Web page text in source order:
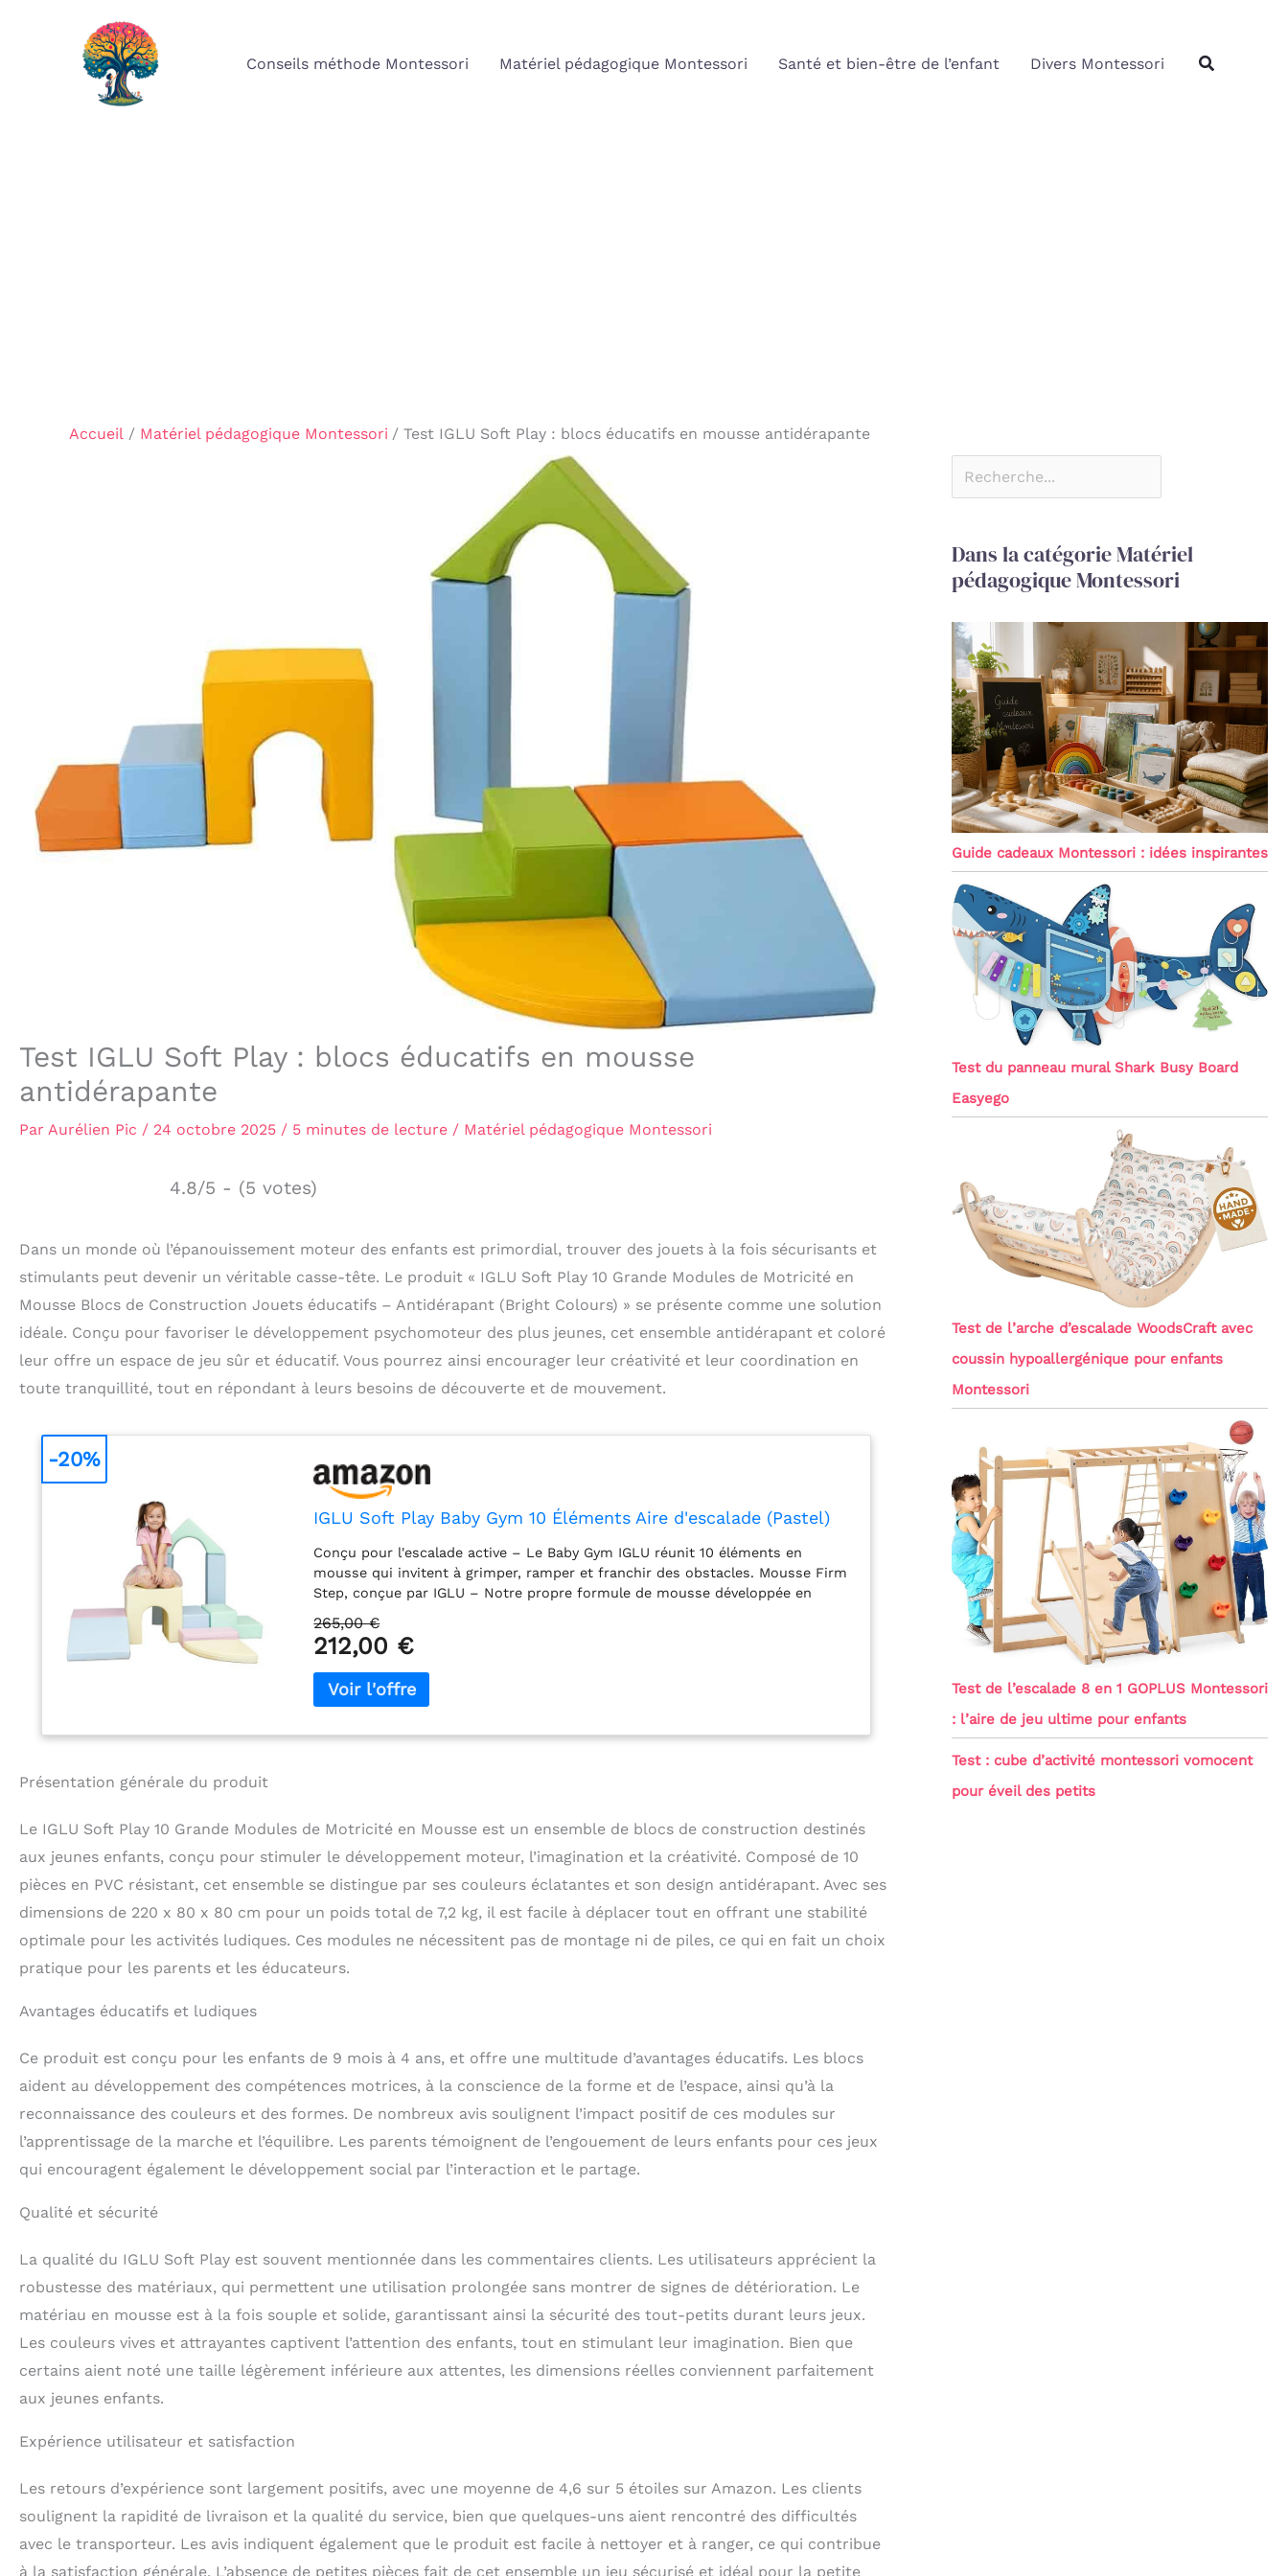
Conseils méthode Montessori Matériel pédagogique Montessori Santé et bien-être de l’enfant Divers Montessori
Accueil Matériel pédagogique Montessori Test IGLU Soft Play : blocs éducatifs en mousse antidérapante
Test IGLU Soft Play : blocs éducatifs en mousse
antidérapante
Par Aurélien Pic / 24 octobre 2025 / 5 minutes de lecture / Matériel pédagogique Montessori
4.8/5 - (5 votes)
Dans un monde où l’épanouissement moteur des enfants est primordial, trouver des jouets à la fois sécurisants et
stimulants peut devenir un véritable casse-tête. Le produit « IGLU Soft Play 10 Grande Modules de Motricité en
Mousse Blocs de Construction Jouets éducatifs – Antidérapant (Bright Colours) » se présente comme une solution
idéale. Conçu pour favoriser le développement psychomoteur des plus jeunes, cet ensemble antidérapant et coloré
leur offre un espace de jeu sûr et éducatif. Vous pourrez ainsi encourager leur créativité et leur coordination en
toute tranquillité, tout en répondant à leurs besoins de découverte et de mouvement.
IGLU Soft Play Baby Gym 10 Éléments Aire d'escalade (Pastel)
Conçu pour l'escalade active – Le Baby Gym IGLU réunit 10 éléments en
mousse qui invitent à grimper, ramper et franchir des obstacles. Mousse Firm
Step, conçue par IGLU – Notre propre formule de mousse développée en
structure stable pour grimper en toute confiance. Renforce la motricité et la
coordination – Grimper sur les différents éléments renforce les muscles,
l'équilibre et la conscience spatiale à chaque mouvement. Doux, sûr et
rassurant – Recouvert de cuir végan, avec des bords arrondis et sans texture
fabriqué en Europe selon des normes de sécurité jouet CE strictes, avec un
265,00 €
212,00 €
-20%
Présentation générale du produit
Le IGLU Soft Play 10 Grande Modules de Motricité en Mousse est un ensemble de blocs de construction destinés
aux jeunes enfants, conçu pour stimuler le développement moteur, l’imagination et la créativité. Composé de 10
pièces en PVC résistant, cet ensemble se distingue par ses couleurs éclatantes et son design antidérapant. Avec ses
dimensions de 220 x 80 x 80 cm pour un poids total de 7,2 kg, il est facile à déplacer tout en offrant une stabilité
optimale pour les activités ludiques. Ces modules ne nécessitent pas de montage ni de piles, ce qui en fait un choix
pratique pour les parents et les éducateurs.
Avantages éducatifs et ludiques
Ce produit est conçu pour les enfants de 9 mois à 4 ans, et offre une multitude d’avantages éducatifs. Les blocs
aident au développement des compétences motrices, à la conscience de la forme et de l’espace, ainsi qu’à la
reconnaissance des couleurs et des formes. De nombreux avis soulignent l’impact positif de ces modules sur
l’apprentissage de la marche et l’équilibre. Les parents témoignent de l’engouement de leurs enfants pour ces jeux
qui encouragent également le développement social par l’interaction et le partage.
Qualité et sécurité
La qualité du IGLU Soft Play est souvent mentionnée dans les commentaires clients. Les utilisateurs apprécient la
robustesse des matériaux, qui permettent une utilisation prolongée sans montrer de signes de détérioration. Le
matériau en mousse est à la fois souple et solide, garantissant ainsi la sécurité des tout-petits durant leurs jeux.
Les couleurs vives et attrayantes captivent l’attention des enfants, tout en stimulant leur imagination. Bien que
certains aient noté une taille légèrement inférieure aux attentes, les dimensions réelles conviennent parfaitement
aux jeunes enfants.
Expérience utilisateur et satisfaction
Les retours d’expérience sont largement positifs, avec une moyenne de 4,6 sur 5 étoiles sur Amazon. Les clients
soulignent la rapidité de livraison et la qualité du service, bien que quelques-uns aient rencontré des difficultés
avec le transporteur. Les avis indiquent également que le produit est facile à nettoyer et à ranger, ce qui contribue
à la satisfaction générale. L’absence de petites pièces fait de cet ensemble un jeu sécurisé et idéal pour la petite
Dans la catégorie Matériel
pédagogique Montessori
Guide cadeaux Montessori : idées inspirantes
Test du panneau mural Shark Busy Board
Easyego
Test de l’arche d’escalade WoodsCraft avec
coussin hypoallergénique pour enfants
Montessori
Test de l’escalade 8 en 1 GOPLUS Montessori
: l’aire de jeu ultime pour enfants
Test : cube d’activité montessori vomocent
pour éveil des petits